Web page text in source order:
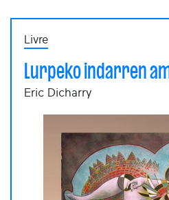
Livre
Lurpeko indarren
Eric Dicharry